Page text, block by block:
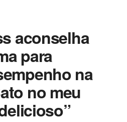
aconselha
para
na
no meu